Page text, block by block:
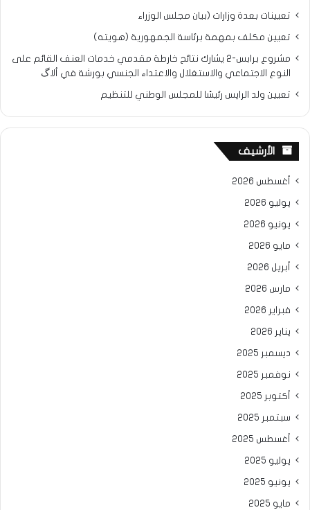
تعيينات بعدة وزارات (بيان مجلس الوزراء
تعيين مكلف بمهمة برئاسة الجمهورية (هويته)
مشروع برابس-2 يشارك نتائح خارطة مقدمي خدمات العنف القائم على
النوع الاجتماعي والاستغلال والاعتداء الجنسي بورشة في ألاگ
تعيين ولد الرايس رئيسًا للمجلس الوطني للتنظيم
الأرشيف
أغسطس 2026
يوليو 2026
يونيو 2026
مايو 2026
أبريل 2026
مارس 2026
فبراير 2026
يناير 2026
ديسمبر 2025
نوفمبر 2025
أكتوبر 2025
سبتمبر 2025
أغسطس 2025
يوليو 2025
يونيو 2025
مايو 2025